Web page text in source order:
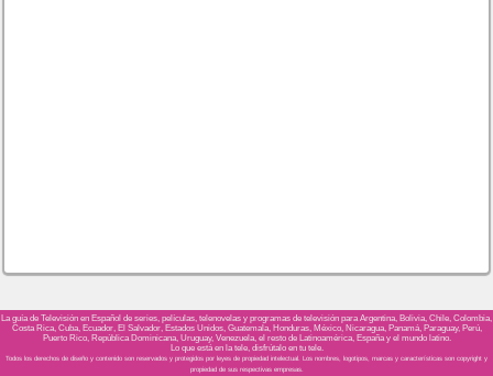
La guía de Televisión en Español de series, películas, telenovelas y programas de televisión para Argentina, Bolivia, Chile, Colombia,
Costa Rica, Cuba, Ecuador, El Salvador, Estados Unidos, Guatemala, Honduras, México, Nicaragua, Panamá, Paraguay, Perú,
Puerto Rico, República Dominicana, Uruguay, Venezuela, el resto de Latinoamérica, España y el mundo latino.
Lo que está en la tele, disfrútalo en tu tele.